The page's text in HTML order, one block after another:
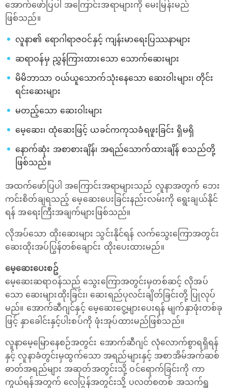
အောက်ဖော်ပြပါ အကြောင်းအရာများကို မေးမြန်းမည်
ဖြစ်သည်။
လူနာ၏ ရောဂါရာဇဝင်နှင့် ကျန်းမာရေးပြဿနာများ
ဆရာဝန်မှ ညွှန်ကြားထားသော သောက်ဆေးများ
မိမိဘာသာ ဝယ်ယူသောက်သုံးနေသော ဆေးဝါးများ၊ တိုင်း
ရင်းဆေးများ
မတည့်သော ဆေးဝါးများ
မေ့ဆေး၊ ထုံဆေးဖြင့် ယခင်ကကုသခံရဖူးခြင်း ရှိမရှိ
နောက်ဆုံး အစာစားချိန်၊ အရည်သောက်ထားချိန် စသည်တို့
ဖြစ်သည်။
အထက်ဖော်ပြပါ အကြောင်းအရာများသည် လူနာအတွက် ဘေး
ကင်းစိတ်ချရသည့် မေ့ဆေးပေးခြင်းနည်းလမ်းကို ‌ရွေးချယ်နိုင်
ရန် အရေးကြီးအချက်များဖြစ်သည်။
လိုအပ်သော ထိုးဆေးများ သွင်းနိုင်ရန် လက်သွေးကြောအတွင်း
ဆေးထိုးအပ်ပြွန်တစ်ချောင်း ထိုးပေးထားမည်။
မေ့ဆေးပေးစဥ်
မေ့ဆေးဆရာဝန်သည် သွေးကြောအတွင်းမှတစ်ဆင့် လိုအပ်
သော ဆေးများထိုးခြင်း၊ ဆေးရည်ပုလင်းချိတ်ခြင်းတို့ ပြုလုပ်
မည်။ အောက်ဆီဂျင်နှင့် မေ့ဆေးငွေ့များပေးရန် မျက်နှာဖုံးတစ်ခု
ဖြင့် နှာခေါင်းနှင့်ပါးစပ်ကို ဖုံးအုပ်ထားမည်ဖြစ်သည်။
လူနာမေ့မြောနေစဉ်အတွင်း အောက်ဆီဂျင် လုံလောက်စွာရရှိရန်
နှင့် လူနာခံတွင်းမှထွက်သော အရည်များနှင့် အစာအိမ်အက်ဆစ်
ဓာတ်အရည်များ အဆုတ်အတွင်းသို့ ဝင်ရောက်ခြင်းကို ကာ
ကွယ်ရန်အတွက် လေပြွန်အတွင်းသို့ ပလတ်စတစ် အသက်ရှူ